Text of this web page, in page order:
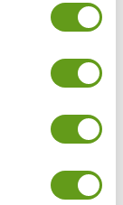
zon, de diverse...
Daar waar veel
naar het...